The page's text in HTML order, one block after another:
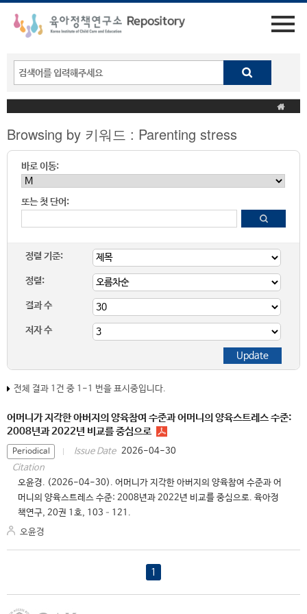
Browsing by 키워드 : Parenting stress
바로 이동:
또는 첫 단어:
정렬 기준:
정렬:
결과 수
저자 수
전체 결과 1건 중 1-1 번을 표시중입니다.
어머니가 지각한 아버지의 양육참여 수준과 어머니의 양육스트레스 수준:
2008년과 2022년 비교를 중심으로
Periodical Issue Date 2026-04-30
Citation
오윤경. (2026-04-30). 어머니가 지각한 아버지의 양육참여 수준과 어
머니의 양육스트레스 수준: 2008년과 2022년 비교를 중심으로. 육아정
책연구, 20권 1호, 103–121.
오윤경
1